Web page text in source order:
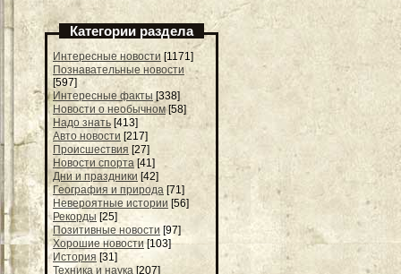
Категории раздела
Интересные новости [1171]
Познавательные новости
[597]
Интересные факты [338]
Новости о необычном [58]
Надо знать [413]
Авто новости [217]
Происшествия [27]
Новости спорта [41]
Дни и праздники [42]
География и природа [71]
Невероятные истории [56]
Рекорды [25]
Позитивные новости [97]
Хорошие новости [103]
История [31]
Техника и наука [207]